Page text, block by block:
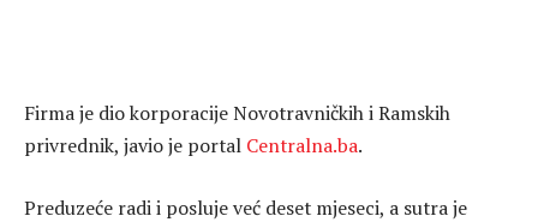
Firma je dio korporacije Novotravničkih i Ramskih
privrednik, javio je portal Centralna.ba.
Preduzeće radi i posluje već deset mjeseci, a sutra je